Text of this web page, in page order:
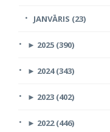
JANVĀRIS (23)
► 2025 (390)
► 2024 (343)
► 2023 (402)
► 2022 (446)